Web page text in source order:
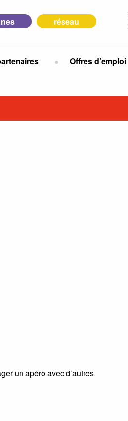
réseau
Offres d’emploi
un apéro avec d’autres